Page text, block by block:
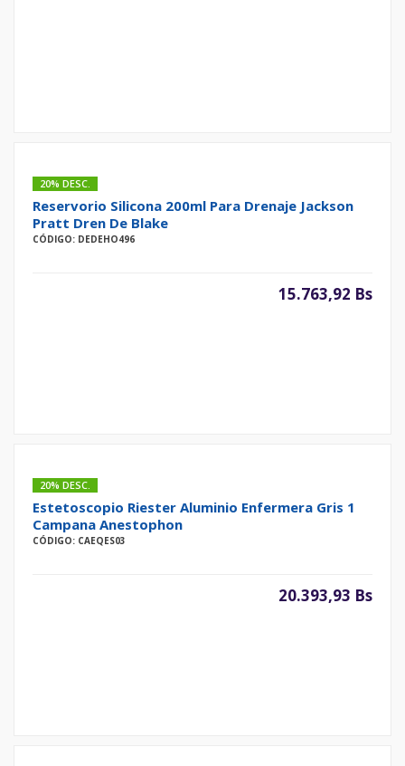
20% DESC.
Reservorio Silicona 200ml Para Drenaje Jackson
Pratt Dren De Blake
CÓDIGO: DEDEHO496
15.763,92 Bs
20% DESC.
Estetoscopio Riester Aluminio Enfermera Gris 1
Campana Anestophon
CÓDIGO: CAEQES03
20.393,93 Bs